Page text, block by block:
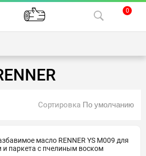
0
Сортировка
масло RENNER YS M009 для
и паркета с пчелиным воском